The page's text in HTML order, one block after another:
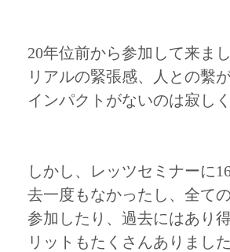
20年位前から参加して来ま
リアルの緊張感、人との繫
インパクトがないのは寂し
しかし、レッツセミナーに
去一度もなかったし、全て
参加したり、過去にはあり
リットもたくさんありました